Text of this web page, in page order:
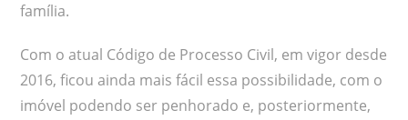
família.
Com o atual Código de Processo Civil, em vigor desde
2016, ficou ainda mais fácil essa possibilidade, com o
imóvel podendo ser penhorado e, posteriormente,